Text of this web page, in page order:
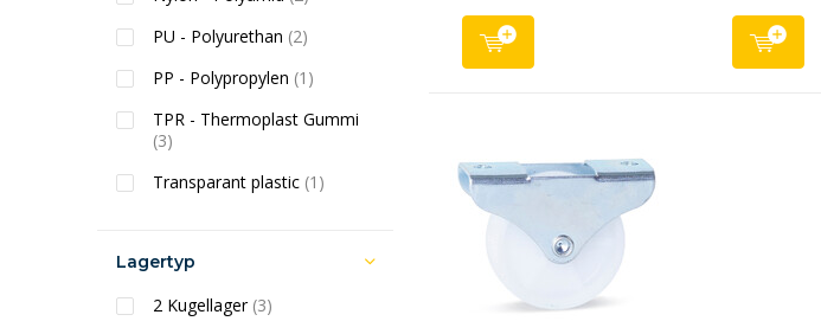
PU - Polyurethan (2)
PP - Polypropylen (1)
TPR - Thermoplast Gummi
(3)
Transparant plastic (1)
Lagertyp
2 Kugellager (3)